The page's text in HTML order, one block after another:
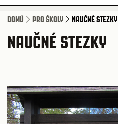
DOMŮ PRO ŠKOLY NAUČNÉ STEZKY
NAUČNÉ STEZKY